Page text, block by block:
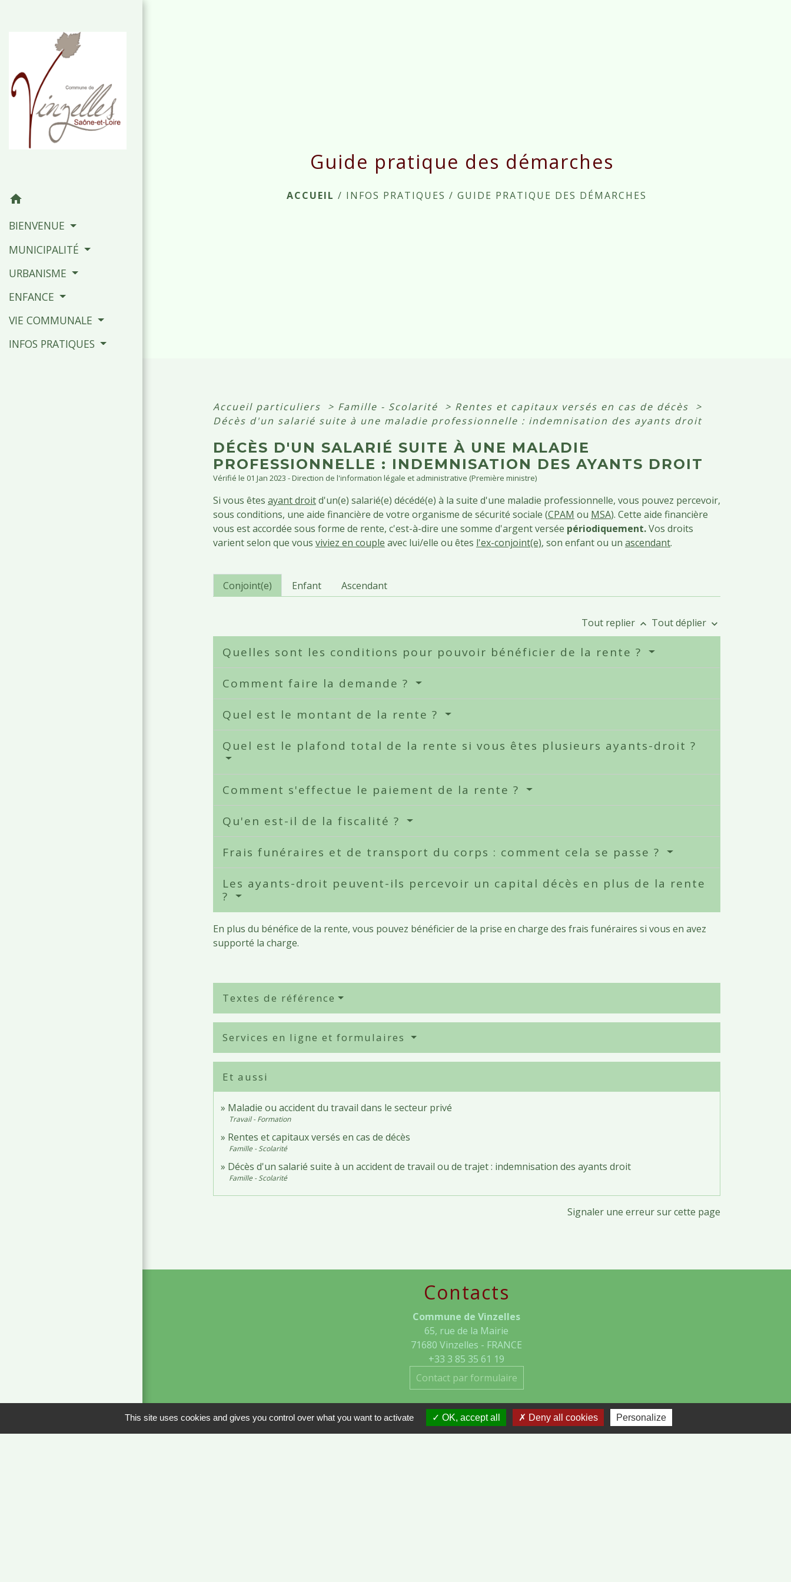
home
BIENVENUE
MUNICIPALITÉ
URBANISME
ENFANCE
VIE COMMUNALE
INFOS PRATIQUES
Guide pratique des démarches
ACCUEIL / INFOS PRATIQUES / GUIDE PRATIQUE DES DÉMARCHES
Accueil particuliers > Famille - Scolarité > Rentes et capitaux versés en cas de décès
>
Décès d'un salarié suite à une maladie professionnelle : indemnisation des ayants droit
DÉCÈS D'UN SALARIÉ SUITE À UNE MALADIE
PROFESSIONNELLE : INDEMNISATION DES AYANTS DROIT
Vérifié le 01 Jan 2023 - Direction de l'information légale et administrative (Première ministre)
Si vous êtes ayant droitd'un(e) salarié(e) décédé(e) à la suite d'une maladie professionnelle, vous pouvez percevoir,
sous conditions, une aide financière de votre organisme de sécurité sociale (CPAM ou MSA). Cette aide financière
vous est accordée sous forme de rente, c'est-à-dire une somme d'argent versée périodiquement.Vos droits
varient selon que vous viviez en couple avec lui/elle ou êtes l'ex-conjoint(e), son enfant ou un ascendant.
Conjoint(e) Enfant Ascendant
Tout replier keyboard_arrow_up Tout déplier keyboard_arrow_down
Quelles sont les conditions pour pouvoir bénéficier de la rente ?
Comment faire la demande ?
Quel est le montant de la rente ?
Quel est le plafond total de la rente si vous êtes plusieurs ayants-droit ?
Comment s'effectue le paiement de la rente ?
Qu'en est-il de la fiscalité ?
Frais funéraires et de transport du corps : comment cela se passe ?
Les ayants-droit peuvent-ils percevoir un capital décès en plus de la rente
?
En plus du bénéfice de la rente, vous pouvez bénéficier de la prise en charge des frais funéraires si vous en avez
supporté la charge.
Textes de référence
Services en ligne et formulaires
Et aussi
Maladie ou accident du travail dans le secteur privé
Travail - Formation
Rentes et capitaux versés en cas de décès
Famille - Scolarité
Décès d'un salarié suite à un accident de travail ou de trajet : indemnisation des ayants droit
Famille - Scolarité
Signaler une erreur sur cette page
Contacts
Commune de Vinzelles
65, rue de la Mairie
71680 Vinzelles - FRANCE
+33 3 85 35 61 19
Contact par formulaire
This site uses cookies and gives you control over what you want to activate OK, accept all Deny all cookies Personalize